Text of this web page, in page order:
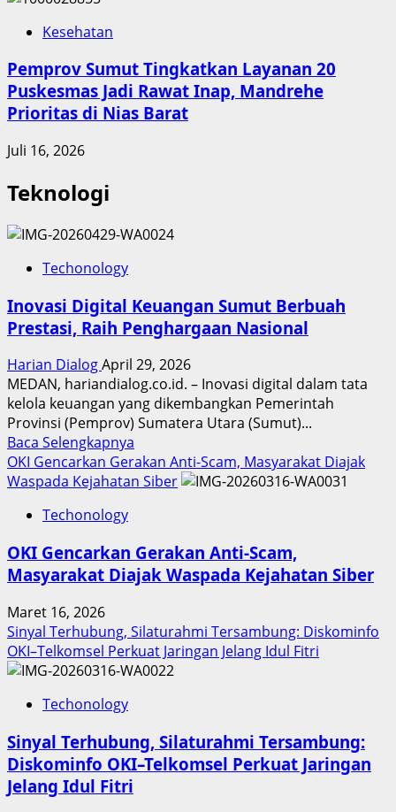
Kesehatan
Pemprov Sumut Tingkatkan Layanan 20
Puskesmas Jadi Rawat Inap, Mandrehe
Prioritas di Nias Barat
Juli 16, 2026
Teknologi
Techonology
Inovasi Digital Keuangan Sumut Berbuah
Prestasi, Raih Penghargaan Nasional
Harian DialogApril 29, 2026
MEDAN, hariandialog.co.id. – Inovasi digital dalam tata
kelola keuangan yang dikembangkan Pemerintah
Provinsi (Pemprov) Sumatera Utara (Sumut)...
Baca Selengkapnya
more
about
Sumut
Berbuah
Penghargaan
Nasional
OKI Gencarkan Gerakan Anti-Scam, Masyarakat Diajak
Waspada Kejahatan Siber
Techonology
OKI Gencarkan Gerakan Anti-Scam,
Masyarakat Diajak Waspada Kejahatan Siber
Maret 16, 2026
Sinyal Terhubung, Silaturahmi Tersambung: Diskominfo
OKI–Telkomsel Perkuat Jaringan Jelang Idul Fitri
Techonology
Sinyal Terhubung, Silaturahmi Tersambung:
Diskominfo OKI–Telkomsel Perkuat Jaringan
Jelang Idul Fitri